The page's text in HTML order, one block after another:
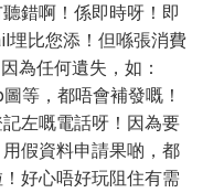
錯啊！係即時呀！即
埋比您添！但喺張消費
為任何遺失，如：
等，都唔會補發嘅！
左嘅電話呀！因為要
假資料申請果啲，都
好心唔好玩阻住有需